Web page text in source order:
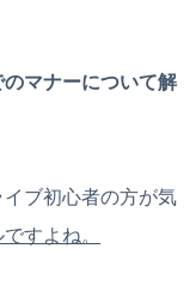
マナーについて解
ブ初心者の方が気
すよね。